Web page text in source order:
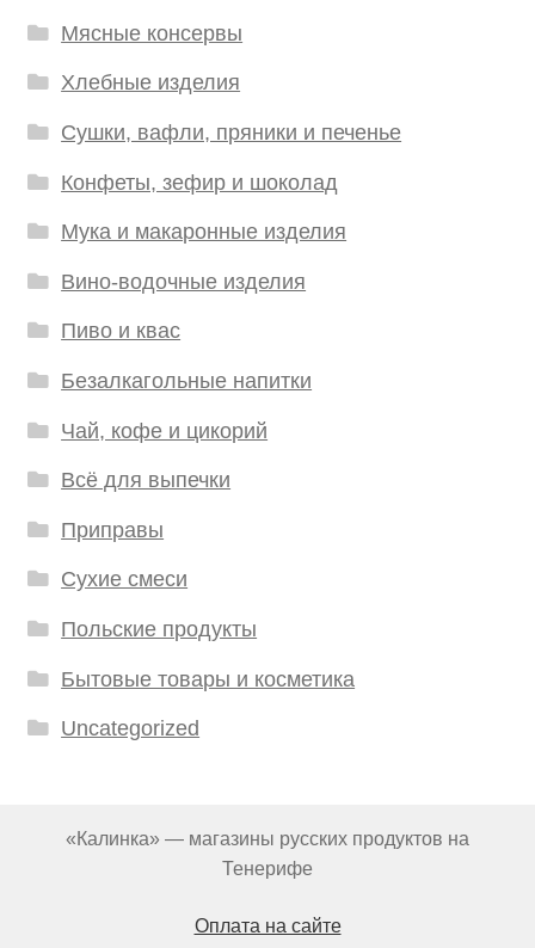
Мясные консервы
Хлебные изделия
Сушки, вафли, пряники и печенье
Конфеты, зефир и шоколад
Мука и макаронные изделия
Вино-водочные изделия
Пиво и квас
Безалкагольные напитки
Чай, кофе и цикорий
Всё для выпечки
Приправы
Сухие смеси
Польские продукты
Бытовые товары и косметика
Uncategorized
«Калинка» — магазины русских продуктов на
Тенерифе
Оплата на сайте